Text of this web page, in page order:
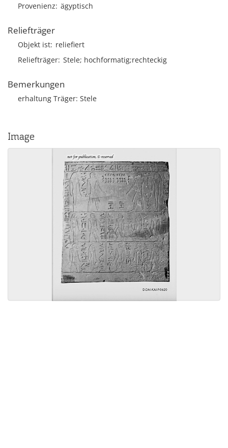
Provenienz ägyptisch
Reliefträger
Objekt ist reliefiert
Reliefträger Stele; hochformatig;rechteckig
Bemerkungen
erhaltung Träger: Stele
Image